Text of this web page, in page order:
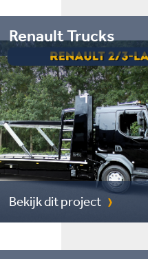
Renault Trucks
Bekijk dit project